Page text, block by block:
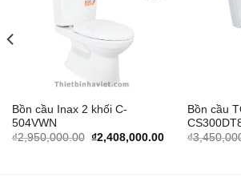
Bồn cầu Inax 2 khối C-
504VWN
₫2,950,000.00 Original
₫2,408,000.00Current
Bồn cầu
₫